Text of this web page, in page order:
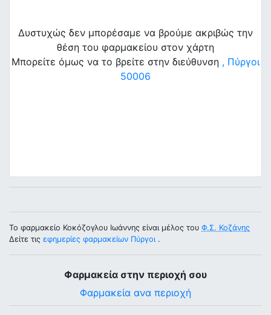
Δυστυχώς δεν μπορέσαμε να βρούμε ακριβώς την
θέση του φαρμακείου στον χάρτη
Μπορείτε όμως να το βρείτε στην διεύθυνση , Πύργοι
50006
Το φαρμακείο Κοκόζογλου Ιωάννης είναι μέλος του Φ.Σ. Κοζάνης
Δείτε τις εφημερίες φαρμακείων Πύργοι.
Φαρμακεία στην περιοχή σου
Φαρμακεία ανα περιοχή